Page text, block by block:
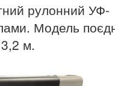
рулонний УФ-
Модель
3,2 м.